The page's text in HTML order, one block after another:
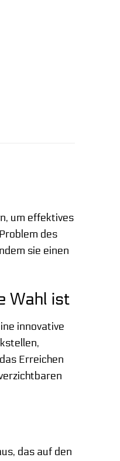
um effektives
des
sie einen
Wahl ist
innovative
Erreichen
das auf den